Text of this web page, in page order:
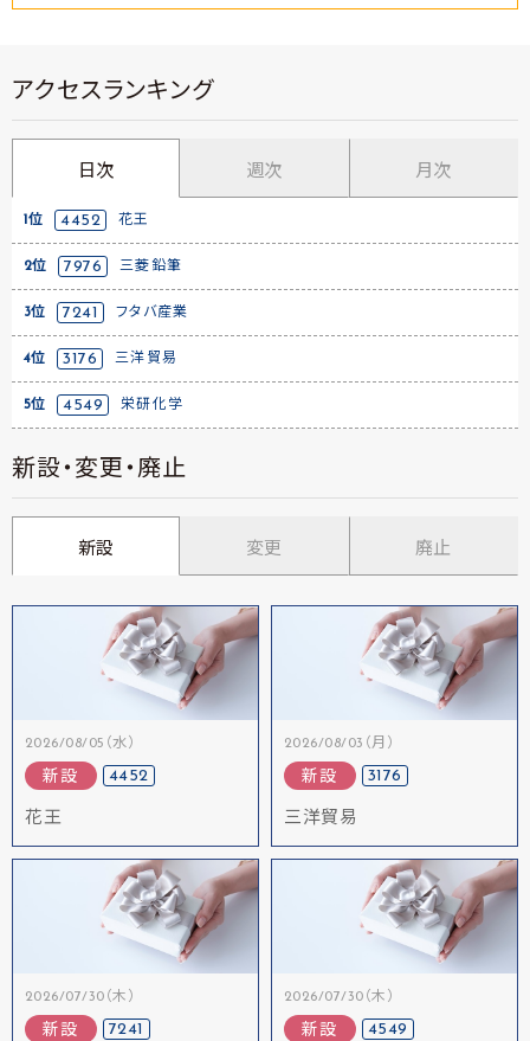
アクセスランキング
日次 週次 月次
1位 4452 花王
2位 7976 三菱鉛筆
3位 7241 フタバ産業
4位 3176 三洋貿易
5位 4549 栄研化学
新設・変更・廃止
新設 変更 廃止
2026/08/05（水）
新設 4452
花王
2026/08/03（月）
新設 3176
三洋貿易
2026/07/30（木）
新設 7241
2026/07/30（木）
新設 4549